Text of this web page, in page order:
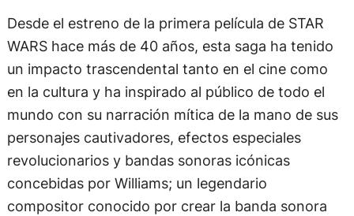
Desde el estreno de la primera película de STAR
WARS hace más de 40 años, esta saga ha tenido
un impacto trascendental tanto en el cine como
en la cultura y ha inspirado al público de todo el
mundo con su narración mítica de la mano de sus
personajes cautivadores, efectos especiales
revolucionarios y bandas sonoras icónicas
concebidas por Williams; un legendario
compositor conocido por crear la banda sonora